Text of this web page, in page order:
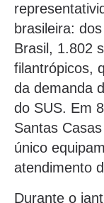
brasileira:
Brasil, 1.802
filantrópicos,
da demanda
do SUS. Em
Santas
único
atendimento
Durante o